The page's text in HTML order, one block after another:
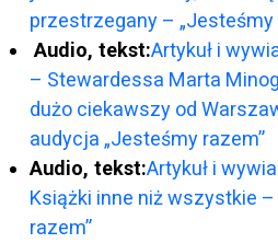
przestrzegany – „Jesteśmy
Audio, tekst:Artykuł i
– Stewardessa Marta
dużo ciekawszy od
audycja „Jesteśmy razem”
Audio, tekst:Artykuł i
Książki inne niż wszystkie
razem”